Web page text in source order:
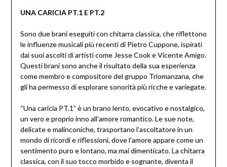
UNA CARICIA PT.1 E PT.2
Sono due brani eseguiti con chitarra classica, che riflettono
le influenze musicali più recenti di Pietro Cuppone, ispirati
dai suoi ascolti di artisti come Jesse Cook e Vicente Amigo.
Questi brani sono anche il risultato della sua esperienza
come membro e compositore del gruppo Triomanzana, che
gli ha permesso di esplorare sonorità più ricche e variegate.
“Una caricia PT.1” è un brano lento, evocativo e nostalgico,
un vero e proprio inno all’amore romantico. Le sue note,
delicate e malinconiche, trasportano l’ascoltatore in un
mondo di ricordi e riflessioni, dove l’amore appare come un
sentimento puro e lontano, ma mai dimenticato. La chitarra
classica, con il suo tocco morbido e sognante, diventa il